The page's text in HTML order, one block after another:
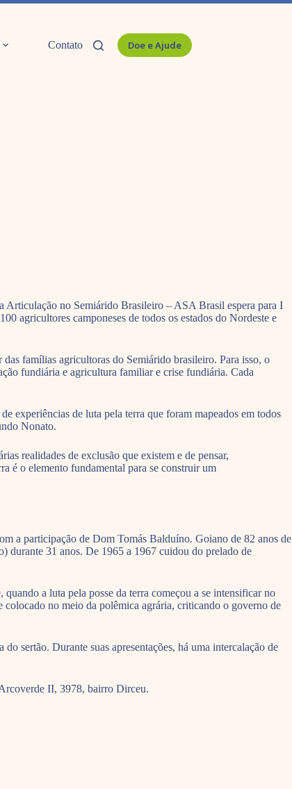
Contato Doe e Ajude
Articulação no Semiárido Brasileiro – ASA Brasil espera para I
agricultores camponeses de todos os estados do Nordeste e
famílias agricultoras do Semiárido brasileiro. Para isso, o
fundiária e agricultura familiar e crise fundiária. Cada
experiências de luta pela terra que foram mapeados em todos
Nonato.
realidades de exclusão que existem e de pensar,
é o elemento fundamental para se construir um
a participação de Dom Tomás Balduíno. Goiano de 82 anos de
31 anos. De 1965 a 1967 cuidou do prelado de
a luta pela posse da terra começou a se intensificar no
colocado no meio da polêmica agrária, criticando o governo de
sertão. Durante suas apresentações, há uma intercalação de
II, 3978, bairro Dirceu.